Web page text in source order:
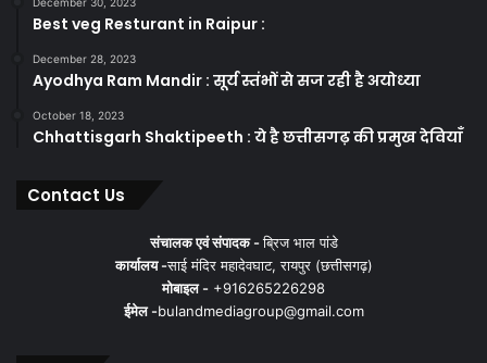
Best veg Resturant in Raipur :
December 28, 2023
Ayodhya Ram Mandir : सूर्य स्तंभों से सज रही है अयोध्या
October 18, 2023
Chhattisgarh Shaktipeeth : ये है छत्तीसगढ़ की प्रमुख देवियाँ
Contact Us
संचालक एवं संपादक -ब्रिज भाल पांडे
कार्यालय -साई मंदिर महादेवघाट, रायपुर (छत्तीसगढ़)
मोबाइल - +916265226298
ईमेल -bulandmediagroup@gmail.com